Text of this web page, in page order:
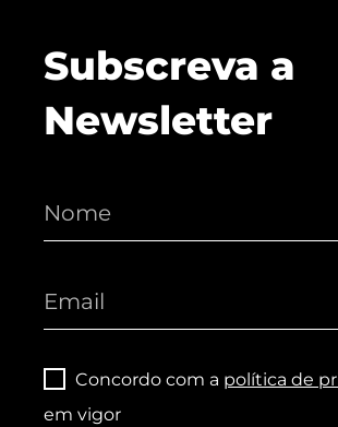
Subscreva a
Newsletter
Concordo com a política de
em vigor